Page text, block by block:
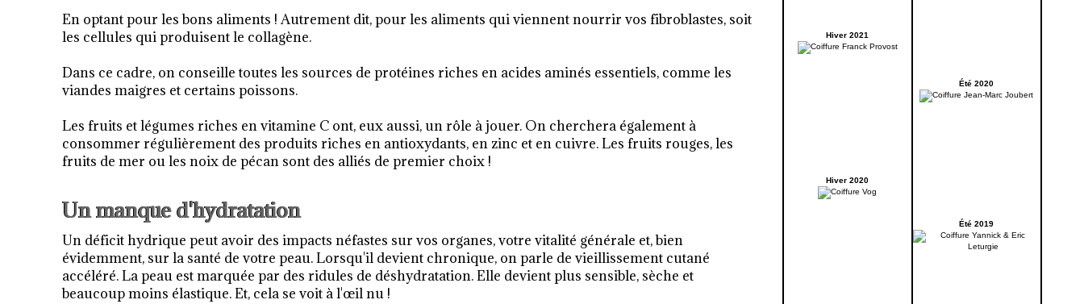
En optant pour les bons aliments ! Autrement dit, pour les aliments qui viennent nourrir vos fibroblastes, soit
les cellules qui produisent le collagène.
Dans ce cadre, on conseille toutes les sources de protéines riches en acides aminés essentiels, comme les
viandes maigres et certains poissons.
Les fruits et légumes riches en vitamine C ont, eux aussi, un rôle à jouer. On cherchera également à
consommer régulièrement des produits riches en antioxydants, en zinc et en cuivre. Les fruits rouges, les
fruits de mer ou les noix de pécan sont des alliés de premier choix !
Un manque d'hydratation
Un déficit hydrique peut avoir des impacts néfastes sur vos organes, votre vitalité générale et, bien
évidemment, sur la santé de votre peau. Lorsqu'il devient chronique, on parle de vieillissement cutané
accéléré. La peau est marquée par des ridules de déshydratation. Elle devient plus sensible, sèche et
beaucoup moins élastique. Et, cela se voit à l'œil nu !
Hiver 2021
Hiver 2020
Été 2020
Été 2019